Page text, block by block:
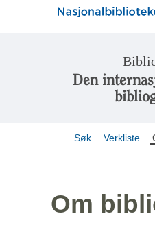
Den
Søk Verkliste
Om